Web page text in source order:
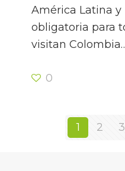
América Latina y
obligatoria para
visitan
0
1 2 3